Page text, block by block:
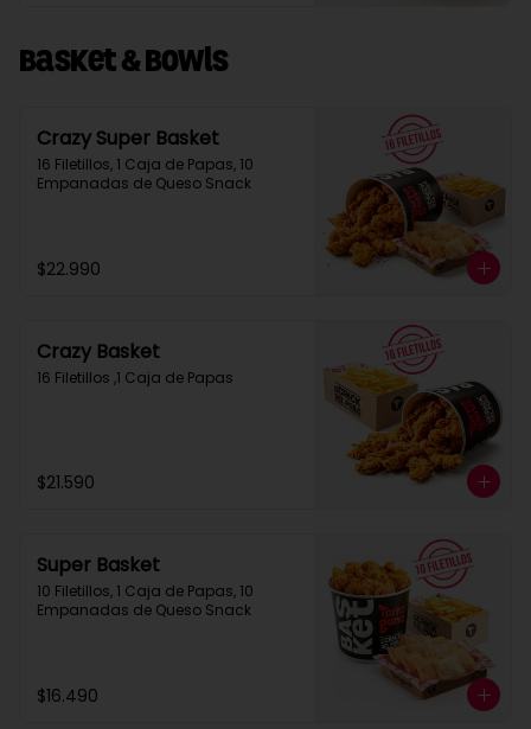
Basket & Bowls
Crazy Super Basket
16 Filetillos, 1 Caja de Papas, 10
Empanadas de Queso Snack
$22.990
Crazy Basket
16 Filetillos ,1 Caja de Papas
$21.590
Super Basket
10 Filetillos, 1 Caja de Papas, 10
Empanadas de Queso Snack
$16.490